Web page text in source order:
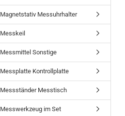
Magnetstativ Messuhrhalter
Messkeil
Messmittel Sonstige
Messplatte Kontrollplatte
Messständer Messtisch
Messwerkzeug im Set